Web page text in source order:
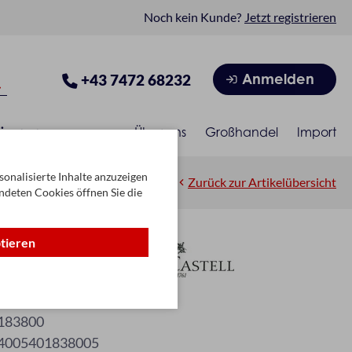
Noch kein Kunde? Jetzt registrieren
+43 7472 68232 Anmelden
Über uns Großhandel Import
Zurück zur Artikelübersicht
3-fach
Inhalte anzuzeigen
Cookies öffnen Sie die